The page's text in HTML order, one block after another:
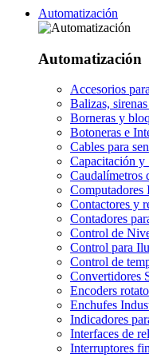
Automatización
Automatización
Accesorios
Balizas,
Borneras y
Botoneras e
Cables para
Capacitación y
Caudalímetros
Computadores
Contactores y
Contadores
Control de
Control para
Control de
Convertidores
Encoders
Enchufes
Indicadores
Interfaces de
Interruptores